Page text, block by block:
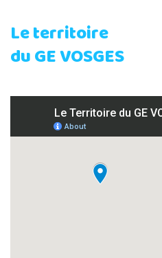
Le territoire
du GE VOSGES